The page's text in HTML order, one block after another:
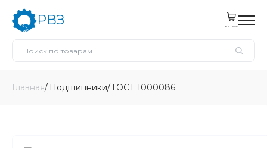
РВЗ корзина
Главная Подшипники ГОСТ 1000086